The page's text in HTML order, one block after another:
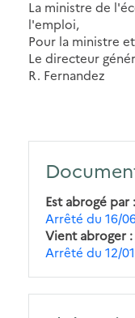
La ministre de
l'emploi,
Pour la ministre
Le directeur
R. Fernandez
Est abrogé par
Arrêté du 16/
Vient abroger
Arrêté du 12/